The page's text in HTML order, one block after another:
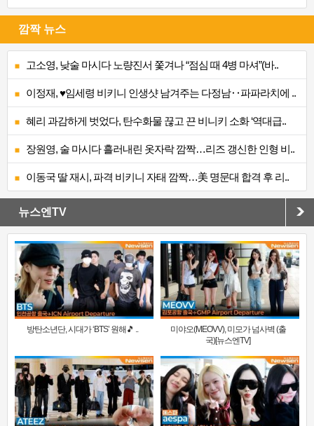
깜짝 뉴스
고소영, 낮술 마시다 노량진서 쫓겨나 “점심 때 4병 마셔”(바..
이정재, ♥임세령 비키니 인생샷 남겨주는 다정남‥파파라치에 ..
혜리 과감하게 벗었다, 탄수화물 끊고 끈 비니키 소화 ‘역대급..
장원영, 술 마시다 흘러내린 옷자락 깜짝…리즈 갱신한 인형 비..
이동국 딸 재시, 파격 비키니 자태 깜짝…美 명문대 합격 후 리..
뉴스엔TV
방탄소년단, 시대가 ‘BTS’ 원해🎵 ..
미야오(MEOVV), 미모가 넘사벽 (출
국)[뉴스엔TV]